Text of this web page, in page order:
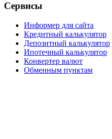
Сервисы
Информер для сайта
Кредитный калькулятор
Депозитный калькулятор
Ипотечный калькулятор
Конвертер валют
Обменным пунктам